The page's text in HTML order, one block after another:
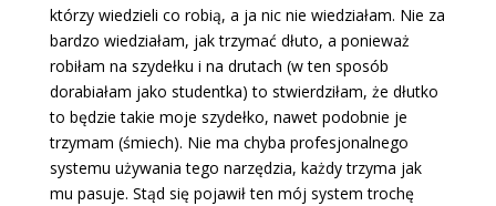
którzy wiedzieli co robią, a ja nic nie wiedziałam. Nie za
bardzo wiedziałam, jak trzymać dłuto, a ponieważ
robiłam na szydełku i na drutach (w ten sposób
dorabiałam jako studentka) to stwierdziłam, że dłutko
to będzie takie moje szydełko, nawet podobnie je
trzymam (śmiech). Nie ma chyba profesjonalnego
systemu używania tego narzędzia, każdy trzyma jak
mu pasuje. Stąd się pojawił ten mój system trochę